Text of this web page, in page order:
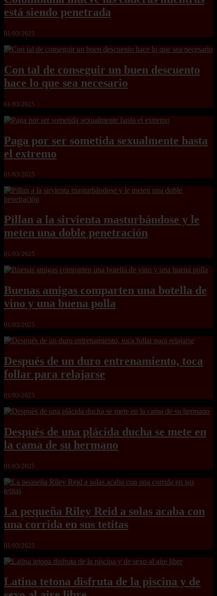
está siendo penetrada
01/03/2025
Con tal de conseguir un buen descuento
hace lo que sea necesario
01/03/2025
Paga por ser sometida sexualmente hasta
el extremo
01/03/2025
Pillan a la sirvienta masturbándose y le
meten una doble penetración
01/03/2025
Buenas amigas comparten una botella de
vino y una buena polla
01/03/2025
Después de un duro entrenamiento, toca
follar para relajarse
01/03/2025
Después de una plácida ducha se mete en
la cama de su hermano
01/03/2025
La pequeña Riley Reid a solas acaba con
una corrida en sus tetitas
01/03/2025
Latina tetona disfruta de la piscina y de